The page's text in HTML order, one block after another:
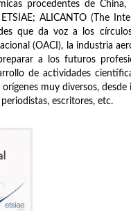
procedentes de China,
ALICANTO (The
que da voz a los
(OACI), la industria
a los futuros
de actividades
muy diversos, desde
escritores, etc.